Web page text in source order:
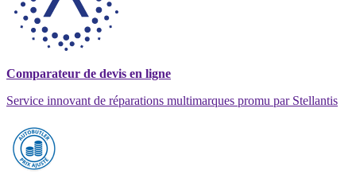
Comparateur de devis en ligne
Service innovant de réparations multimarques promu par Stellantis